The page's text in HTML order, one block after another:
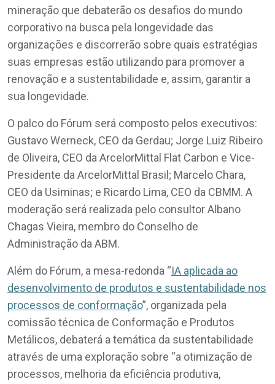
mineração que debaterão os desafios do mundo
corporativo na busca pela longevidade das
organizações e discorrerão sobre quais estratégias
suas empresas estão utilizando para promover a
renovação e a sustentabilidade e, assim, garantir a
sua longevidade.
O palco do Fórum será composto pelos executivos:
Gustavo Werneck, CEO da Gerdau; Jorge Luiz Ribeiro
de Oliveira, CEO da ArcelorMittal Flat Carbon e Vice-
Presidente da ArcelorMittal Brasil; Marcelo Chara,
CEO da Usiminas; e Ricardo Lima, CEO da CBMM. A
moderação será realizada pelo consultor Albano
Chagas Vieira, membro do Conselho de
Administração da ABM.
Além do Fórum, a mesa-redonda “IA aplicada ao
desenvolvimento de produtos e sustentabilidade nos
processos de conformação”, organizada pela
comissão técnica de Conformação e Produtos
Metálicos, debaterá a temática da sustentabilidade
através de uma exploração sobre “a otimização de
processos, melhoria da eficiência produtiva,